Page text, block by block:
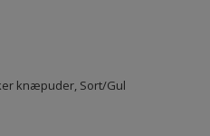
knæpuder, Sort/Gul